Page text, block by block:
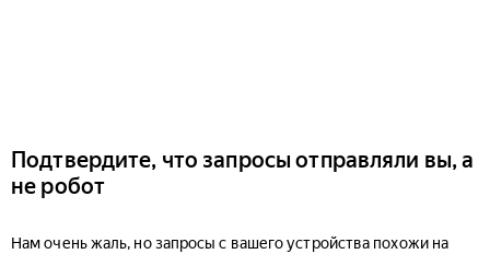
Подтвердите, что запросы отправляли вы, а
не робот
Нам очень жаль, но запросы с вашего устройства похожи на